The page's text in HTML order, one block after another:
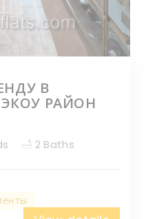
В
РАЙОН
2 Baths